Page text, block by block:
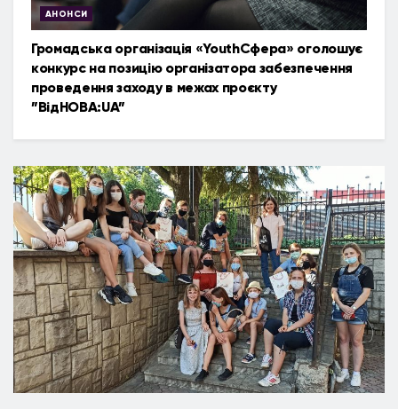
АНОНСИ
Громадська організація «YouthСфера» оголошує
конкурс на позицію організатора забезпечення
проведення заходу в межах проєкту
”ВідНОВА:UA”